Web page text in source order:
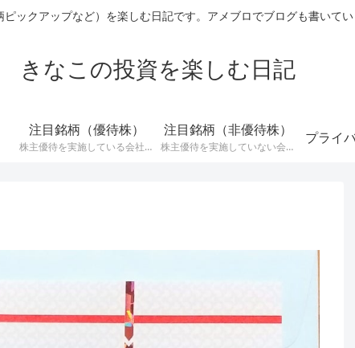
ピックアップなど）を楽しむ日記です。アメブロでブログも書い
きなこの投資を楽しむ日記
注目銘柄（優待株）
株主優待を実施している会社の
注目銘柄（非優待株）
株主優待を実施していない会社
プライ